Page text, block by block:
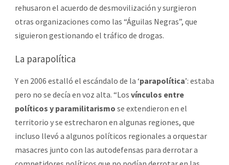
rehusaron el acuerdo de desmovilización y surgieron
otras organizaciones como las “Águilas Negras”, que
siguieron gestionando el tráfico de drogas.
La parapolítica
Y en 2006 estalló el escándalo de la ‘parapolítica’: estaba
pero no se decía en voz alta. “Los vínculos entre
políticos y paramilitarismo se extendieron en el
territorio y se estrecharon en algunas regiones, que
incluso llevó a algunos políticos regionales a orquestar
masacres junto con las autodefensas para derrotar a